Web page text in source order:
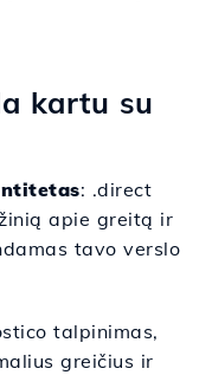
kartu su
: .direct
apie greitą ir
tavo verslo
talpinimas,
greičius ir